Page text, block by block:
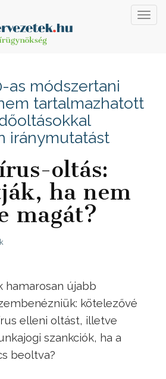
as módszertani
tartalmazhatott
iránymutatást
oltás:
ha nem
magát?
hamarosan újabb
kötelezővé
elleni oltást, illetve
szankciók, ha a
beoltva?